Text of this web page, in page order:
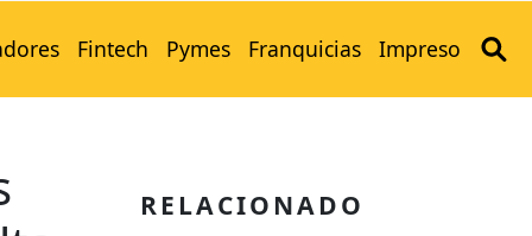
Fintech Pymes Franquicias Impreso
RELACIONADO